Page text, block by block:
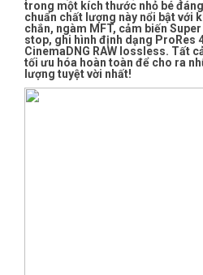
trong một kích thước nhỏ bé
chuẩn chất lượng này nổi bật với
chắn, ngàm MFT, cảm biến
stop, ghi hình định dạng ProRes
CinemaDNG RAW lossless. Tất
tối ưu hóa hoàn toàn để cho ra
lượng tuyệt vời nhất!